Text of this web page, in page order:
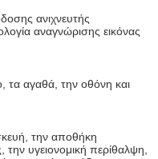
ανιχνευτής
αναγνώρισης εικόνας
τα αγαθά, την οθόνη και
την αποθήκη
την υγειονομική περίθαλψη,